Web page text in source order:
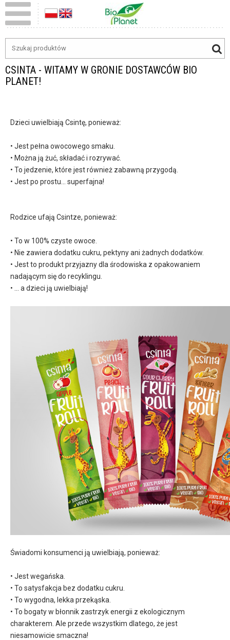
CSINTA - WITAMY W GRONIE DOSTAWCÓW BIO
PLANET!
Dzieci uwielbiają Csintę, ponieważ:
• Jest pełna owocowego smaku.
• Można ją żuć, składać i rozrywać.
• To jedzenie, które jest również zabawną przygodą.
• Jest po prostu... superfajna!
Rodzice ufają Csintze, ponieważ:
• To w 100% czyste owoce.
• Nie zawiera dodatku cukru, pektyny ani żadnych dodatków.
• Jest to produkt przyjazny dla środowiska z opakowaniem
nadającym się do recyklingu.
• ... a dzieci ją uwielbiają!
Świadomi konsumenci ją uwielbiają, ponieważ:
• Jest wegańska.
• To satysfakcja bez dodatku cukru.
• To wygodna, lekka przekąska.
• To bogaty w błonnik zastrzyk energii z ekologicznym
charakterem. Ale przede wszystkim dlatego, że jest
niesamowicie smaczna!